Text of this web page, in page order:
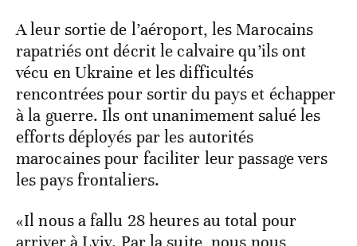
A leur sortie de l’aéroport, les Marocains
rapatriés ont décrit le calvaire qu’ils ont
vécu en Ukraine et les difficultés
rencontrées pour sortir du pays et échapper
à la guerre. Ils ont unanimement salué les
efforts déployés par les autorités
marocaines pour faciliter leur passage vers
les pays frontaliers.
«Il nous a fallu 28 heures au total pour
arriver à Lviv. Par la suite, nous nous